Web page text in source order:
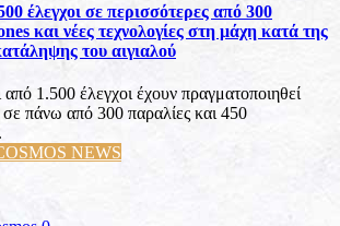
έλεγχοι σε περισσότερες από 300
και νέες τεχνολογίες στη μάχη κατά της
του αιγιαλού
1.500 έλεγχοι έχουν πραγματοποιηθεί
πάνω από 300 παραλίες και 450
NEWS